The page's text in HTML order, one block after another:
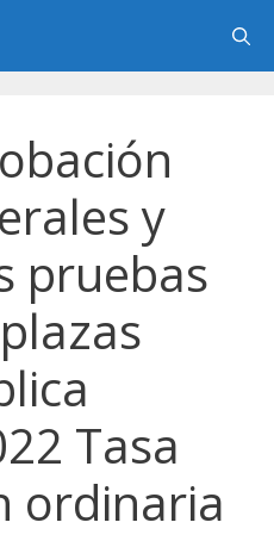
y
pruebas
Tasa
ordinaria